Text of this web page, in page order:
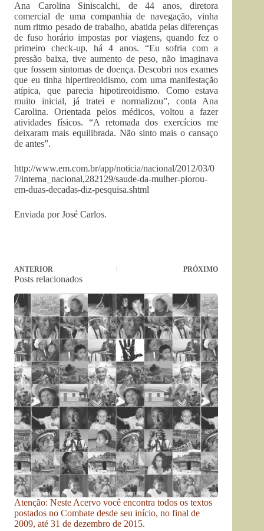
Ana Carolina Siniscalchi, de 44 anos, diretora
comercial de uma companhia de navegação, vinha
num ritmo pesado de trabalho, abatida pelas diferenças
de fuso horário impostas por viagens, quando fez o
primeiro check-up, há 4 anos. “Eu sofria com a
pressão baixa, tive aumento de peso, não imaginava
que fossem sintomas de doença. Descobri nos exames
que eu tinha hipertireoidismo, com uma manifestação
atípica, que parecia hipotireoidismo. Como estava
muito inicial, já tratei e normalizou”, conta Ana
Carolina. Orientada pelos médicos, voltou a fazer
atividades físicos. “A retomada dos exercícios me
deixaram mais equilibrada. Não sinto mais o cansaço
de antes”.
http://www.em.com.br/app/noticia/nacional/2012/03/0
7/interna_nacional,282129/saude-da-mulher-piorou-
em-duas-decadas-diz-pesquisa.shtml
Enviada por José Carlos.
ANTERIOR PRÓXIMO
Posts relacionados
Atenção: Neste Acervo você encontra todos os textos
postados no Combate desde seu início, no final de
2009, até 31 de dezembro de 2015.